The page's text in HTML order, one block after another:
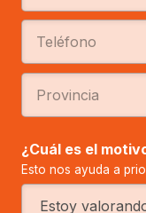
¿Cuál es el
Esto nos ayuda a